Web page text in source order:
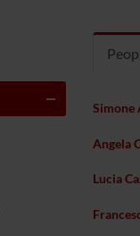
Simone
Angela
Lucia